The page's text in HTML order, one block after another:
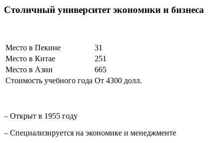
Столичный университет экономики и бизнеса
Место в Пекине
31
Место в Китае
251
Место в Азии
665
Стоимость учебного года От 4300 долл.
– Открыт в 1955 году
– Специализируется на экономике и менеджменте